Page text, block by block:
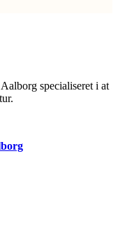
specialiseret i at